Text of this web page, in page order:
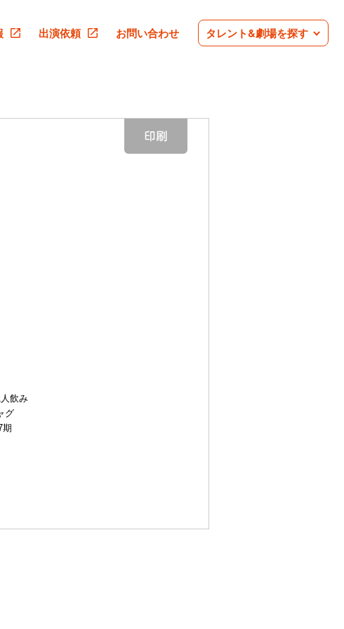
出演依頼 お問い合わせ タレント&劇場を探す
飲み
グ
期